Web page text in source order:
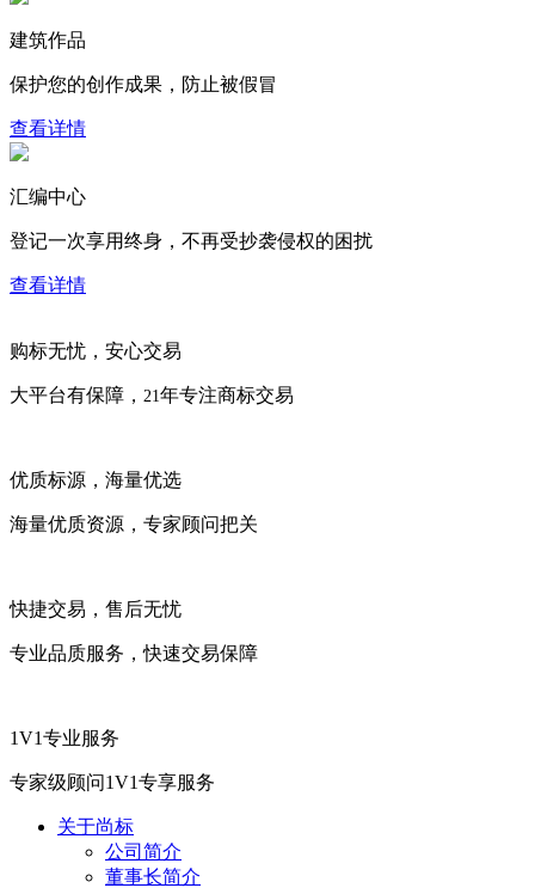
建筑作品
保护您的创作成果，防止被假冒
查看详情
汇编中心
登记一次享用终身，不再受抄袭侵权的困扰
查看详情
购标无忧，安心交易
大平台有保障， 21年专注商标交易
优质标源，海量优选
海量优质资源，专家顾问把关
快捷交易，售后无忧
专业品质服务，快速交易保障
1V1专业服务
专家级顾问1V1专享服务
关于尚标
公司简介
董事长简介